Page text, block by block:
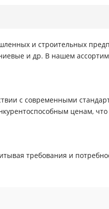
и строительных
и др. В нашем
с современными
ценам,
требования и